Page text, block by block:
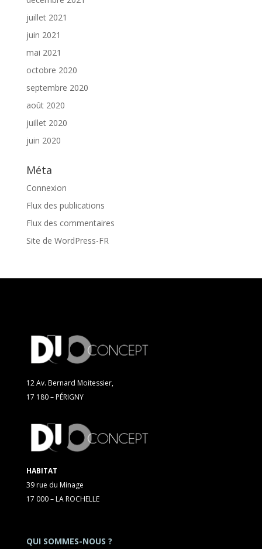
juillet 2021
juin 2021
mai 2021
octobre 2020
septembre 2020
août 2020
juillet 2020
juin 2020
Méta
Connexion
Flux des publications
Flux des commentaires
Site de WordPress-FR
12 Av. Bernard Moitessier,
17 180 – PÉRIGNY
HABITAT
39 rue du Minage
17 000 – LA ROCHELLE
QUI SOMMES-NOUS ?